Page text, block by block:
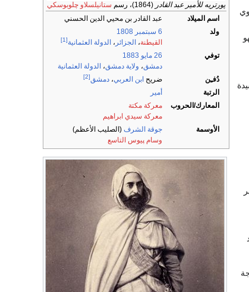
پورتريه للأمير عبد القادر (1864)، رسم
ستانيلسلاو چلوبوسكي
اسم الميلاد
عبد القادر بن محيي الدين الحسني
ولد
6 سبتمبر
1808
القيطنة، الجزائر ، الدولة العثمانية[1]
توفي 26 مايو
1883
دمشق، ولاية دمشق، الدولة العثمانية
دُفـِن
ضريح ابن العربي، دمشق[2]
الرتبة
أمير
المعارك/الحروب
معركة مكتة
معركة سيدي ابراهيم
الأوسمة
جوقة الشرف (الصليب الأعظم)
وسام پيوس التاسع